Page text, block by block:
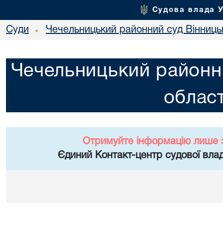
Судова влада
Суди • Чечельницький районний суд
Чечельницький
Отримуйте інформацію лише
Єдиний Контакт-центр судової